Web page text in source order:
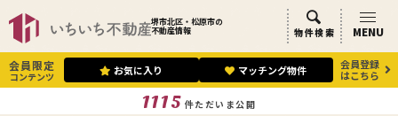
堺市北区・松原市の
不動産情報 物件検索 MENU
会員限定
コンテンツ お気に入り マッチング物件
会員登録
はこちら
1115 件ただいま公開